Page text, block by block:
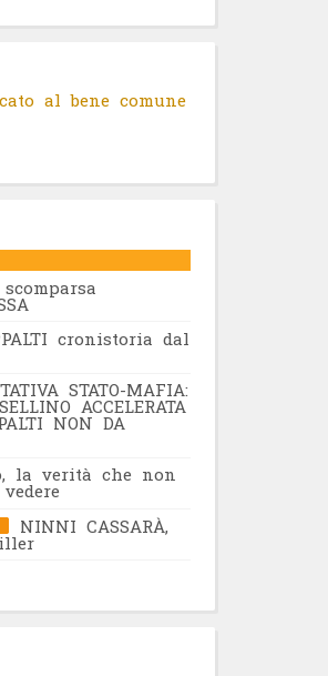
al bene comune
cronistoria dal
STATO-MAFIA:
ACCELERATA
NON DA
la verità che non
NINNI CASSARÀ,